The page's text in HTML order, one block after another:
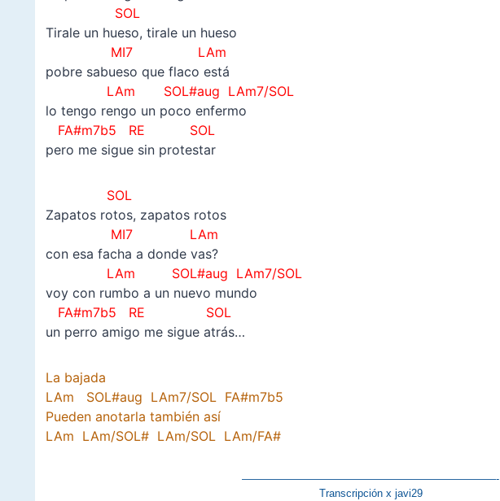
SOL
Tirale un hueso, tirale un hueso
MI7 LAm
pobre sabueso que flaco está
LAm SOL#aug LAm7/SOL
lo tengo rengo un poco enfermo
FA#m7b5 RE
SOL
pero me sigue sin protestar
SOL
Zapatos rotos, zapatos rotos
MI7 LAm
con esa facha a donde vas?
LAm SOL#aug LAm7/SOL
voy con rumbo a un nuevo mundo
FA#m7b5 RE
SOL
un perro amigo me sigue atrás…
La bajada
LAm SOL#aug LAm7/SOL FA#m7b5
Pueden anotarla también así
LAm LAm/SOL# LAm/SOL LAm/FA#
————————————————————————-
Transcripción x javi29